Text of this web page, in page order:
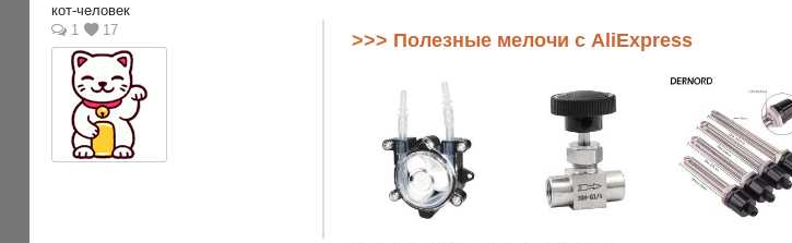
кот-человек
1
17 >>> Полезные мелочи с AliExpress